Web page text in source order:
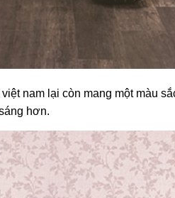
nam lại còn mang một màu
hơn.